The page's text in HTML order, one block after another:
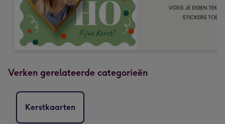
Verken gerelateerde categorieën
Kerstkaarten